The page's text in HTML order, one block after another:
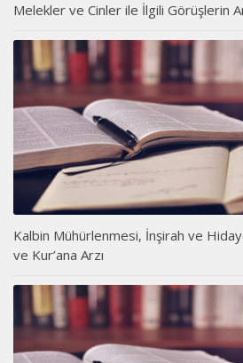
Melekler ve Cinler ile İlgili Görüşlerin
Kalbin Mühürlenmesi, İnşirah ve
ve Kur’ana Arzı